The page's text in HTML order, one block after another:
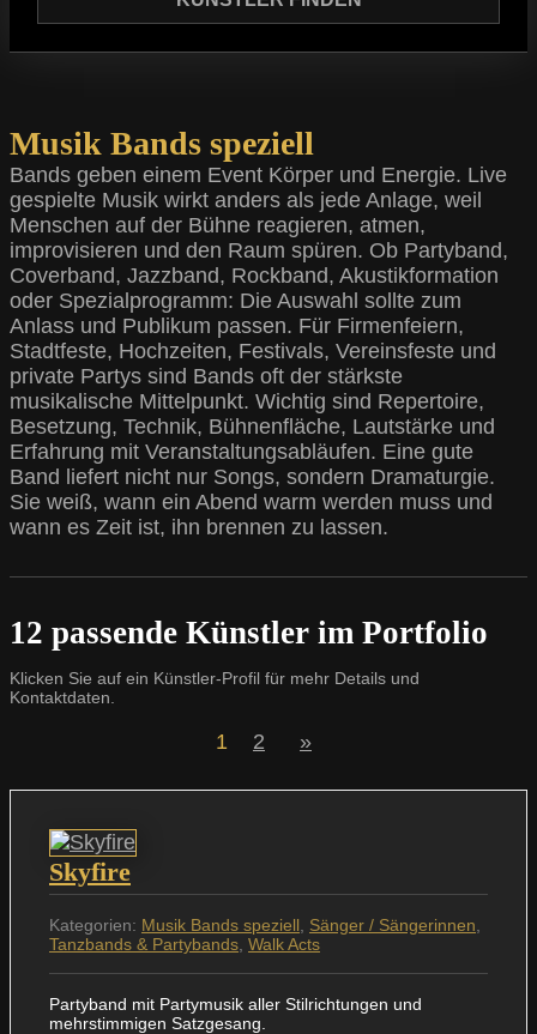
Musik Bands speziell
Bands geben einem Event Körper und Energie. Live
gespielte Musik wirkt anders als jede Anlage, weil
Menschen auf der Bühne reagieren, atmen,
improvisieren und den Raum spüren. Ob Partyband,
Coverband, Jazzband, Rockband, Akustikformation
oder Spezialprogramm: Die Auswahl sollte zum
Anlass und Publikum passen. Für Firmenfeiern,
Stadtfeste, Hochzeiten, Festivals, Vereinsfeste und
private Partys sind Bands oft der stärkste
musikalische Mittelpunkt. Wichtig sind Repertoire,
Besetzung, Technik, Bühnenfläche, Lautstärke und
Erfahrung mit Veranstaltungsabläufen. Eine gute
Band liefert nicht nur Songs, sondern Dramaturgie.
Sie weiß, wann ein Abend warm werden muss und
wann es Zeit ist, ihn brennen zu lassen.
12 passende Künstler im Portfolio
Klicken Sie auf ein Künstler-Profil für mehr Details und
Kontaktdaten.
1 2 »
Skyfire
Kategorien: Musik Bands speziell Sänger / Sängerinnen
Tanzbands & Partybands Walk Acts
Partyband mit Partymusik aller Stilrichtungen und
mehrstimmigen Satzgesang.